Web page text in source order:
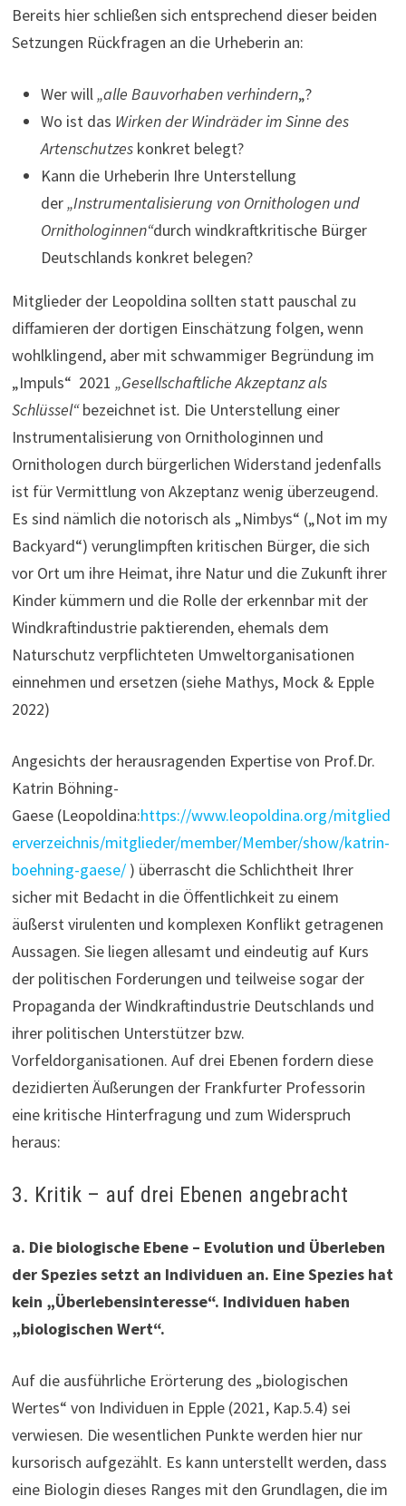
Bereits hier schließen sich entsprechend dieser beiden
Setzungen Rückfragen an die Urheberin an:
Wer will„alle Bauvorhaben verhindern„?
Wo ist das Wirken der Windräder im Sinne des
Artenschutzeskonkret belegt?
Kann die Urheberin Ihre Unterstellung
der„Instrumentalisierung von Ornithologen und
Ornithologinnen“durch windkraftkritische Bürger
Deutschlands konkret belegen?
Mitglieder der Leopoldina sollten statt pauschal zu
diffamieren der dortigen Einschätzung folgen, wenn
wohlklingend, aber mit schwammiger Begründung im
„Impuls“ 2021 „Gesellschaftliche Akzeptanz als
Schlüssel“bezeichnet ist. Die Unterstellung einer
Instrumentalisierung von Ornithologinnen und
Ornithologen durch bürgerlichen Widerstand jedenfalls
ist für Vermittlung von Akzeptanz wenig überzeugend.
Es sind nämlich die notorisch als „Nimbys“ („Not im my
Backyard“) verunglimpften kritischen Bürger, die sich
vor Ort um ihre Heimat, ihre Natur und die Zukunft ihrer
Kinder kümmern und die Rolle der erkennbar mit der
Windkraftindustrie paktierenden, ehemals dem
Naturschutz verpflichteten Umweltorganisationen
einnehmen und ersetzen (siehe Mathys, Mock & Epple
2022)
Angesichts der herausragenden Expertise von Prof.Dr.
Katrin Böhning-
Gaese (Leopoldina:https://www.leopoldina.org/mitglied
erverzeichnis/mitglieder/member/Member/show/katrin-
boehning-gaese/) überrascht die Schlichtheit Ihrer
sicher mit Bedacht in die Öffentlichkeit zu einem
äußerst virulenten und komplexen Konflikt getragenen
Aussagen. Sie liegen allesamt und eindeutig auf Kurs
der politischen Forderungen und teilweise sogar der
Propaganda der Windkraftindustrie Deutschlands und
ihrer politischen Unterstützer bzw.
Vorfeldorganisationen. Auf drei Ebenen fordern diese
dezidierten Äußerungen der Frankfurter Professorin
eine kritische Hinterfragung und zum Widerspruch
heraus:
3. Kritik – auf drei Ebenen angebracht
a. Die biologische Ebene – Evolution und Überleben
der Spezies setzt an Individuen an. Eine Spezies hat
kein „Überlebensinteresse“. Individuen haben
„biologischen Wert“.
Auf die ausführliche Erörterung des „biologischen
Wertes“ von Individuen in Epple (2021, Kap.5.4) sei
verwiesen. Die wesentlichen Punkte werden hier nur
kursorisch aufgezählt. Es kann unterstellt werden, dass
eine Biologin dieses Ranges mit den Grundlagen, die im